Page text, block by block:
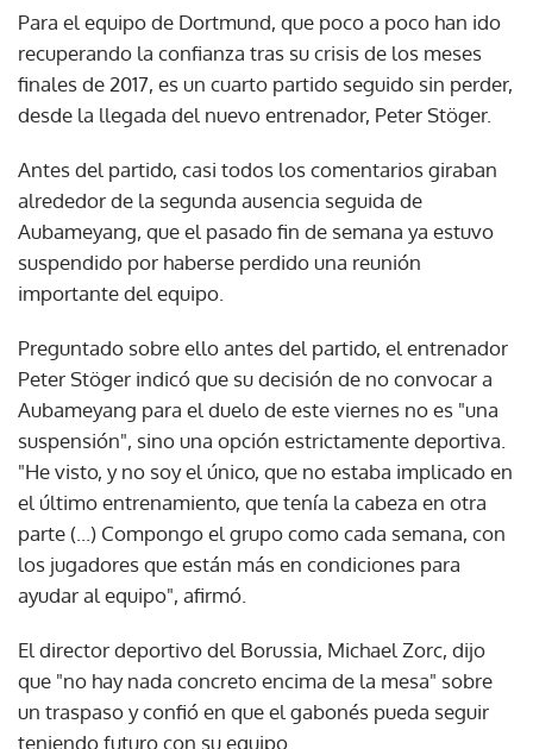
Para el equipo de Dortmund, que poco a poco han ido
recuperando la confianza tras su crisis de los meses
finales de 2017, es un cuarto partido seguido sin perder,
desde la llegada del nuevo entrenador, Peter Stöger.
Antes del partido, casi todos los comentarios giraban
alrededor de la segunda ausencia seguida de
Aubameyang, que el pasado fin de semana ya estuvo
suspendido por haberse perdido una reunión
importante del equipo.
Preguntado sobre ello antes del partido, el entrenador
Peter Stöger indicó que su decisión de no convocar a
Aubameyang para el duelo de este viernes no es "una
suspensión", sino una opción estrictamente deportiva.
"He visto, y no soy el único, que no estaba implicado en
el último entrenamiento, que tenía la cabeza en otra
parte (...) Compongo el grupo como cada semana, con
los jugadores que están más en condiciones para
ayudar al equipo", afirmó.
El director deportivo del Borussia, Michael Zorc, dijo
que "no hay nada concreto encima de la mesa" sobre
un traspaso y confió en que el gabonés pueda seguir
teniendo futuro con su equipo.